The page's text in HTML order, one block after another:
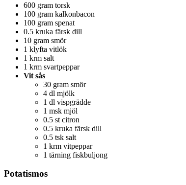
600 gram torsk
100 gram kalkonbacon
100 gram spenat
0.5 kruka färsk dill
10 gram smör
1 klyfta vitlök
1 krm salt
1 krm svartpeppar
Vit sås
30 gram smör
4 dl mjölk
1 dl vispgrädde
1 msk mjöl
0.5 st citron
0.5 kruka färsk dill
0.5 tsk salt
1 krm vitpeppar
1 tärning fiskbuljong
Potatismos